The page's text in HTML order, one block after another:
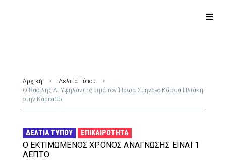
Αρχική
Δελτία Τύπου
Ο Βασίλης Α. Υψηλάντης τιμά τον Ήρωα Σμηναγό Κώστα Ηλιάκη
στην Κάρπαθο
ΔΕΛΤΊΑ ΤΎΠΟΥ ΕΠΙΚΑΙΡΌΤΗΤΑ
Ο ΕΚΤΙΜΏΜΕΝΟΣ ΧΡΌΝΟΣ ΑΝΆΓΝΩΣΗΣ ΕΊΝΑΙ 1
ΛΕΠΤΌ